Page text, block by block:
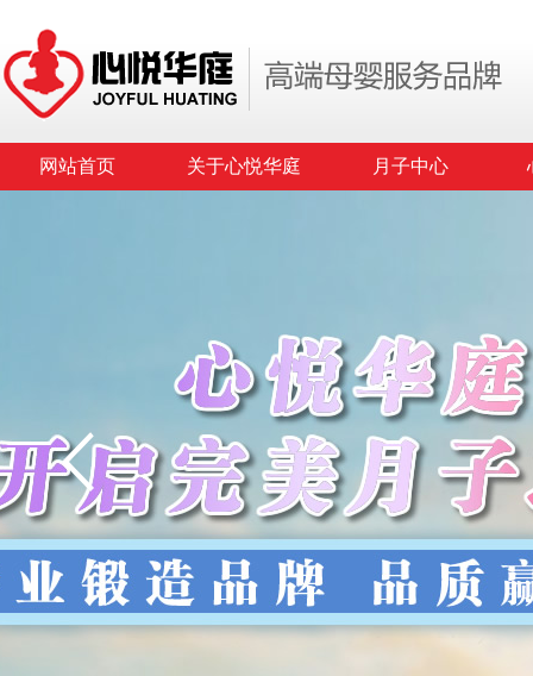
网站首页 关于心悦华庭 月子中心